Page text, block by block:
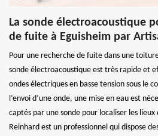
La sonde électroacoustique
de fuite à Eguisheim par
Pour une recherche de fuite dans une
sonde électroacoustique est très rapide et
ondes électriques en basse tension sous le
l’envoi d’une onde, une mise en eau est
captés par une sonde pour localiser les
Reinhard est un professionnel qui dispose